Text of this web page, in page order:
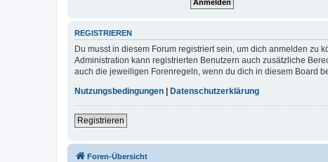
REGISTRIEREN
Du musst in diesem Forum registriert sein, um dich anmelden
Administration kann registrierten Benutzern auch zusätzliche
auch die jeweiligen Forenregeln, wenn du dich in diesem Board
Nutzungsbedingungen
Datenschutzerklärung
Registrieren
Foren-Übersicht